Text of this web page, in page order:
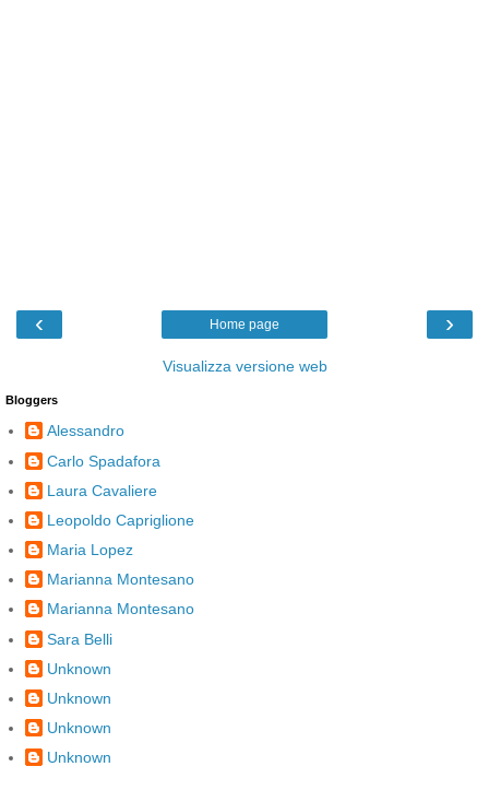
‹ ›
Home page
Visualizza versione web
Bloggers
Alessandro
Carlo Spadafora
Laura Cavaliere
Leopoldo Capriglione
Maria Lopez
Marianna Montesano
Marianna Montesano
Sara Belli
Unknown
Unknown
Unknown
Unknown